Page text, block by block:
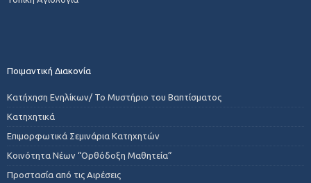
Ποιμαντική Διακονία
Κατήχηση Ενηλίκων/ Το Μυστήριο του Βαπτίσματος
Κατηχητικά
Επιμορφωτικά Σεμινάρια Κατηχητών
Κοινότητα Νέων “Ορθόδοξη Μαθητεία”
Προστασία από τις Αιρέσεις